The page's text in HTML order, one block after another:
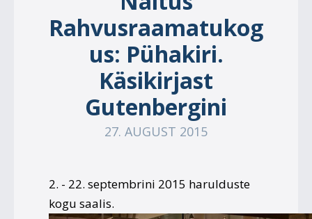
Rahvusraamatukog
us: Pühakiri.
Käsikirjast
Gutenbergini
27. AUGUST 2015
2. - 22. septembrini 2015 harulduste
kogu saalis.